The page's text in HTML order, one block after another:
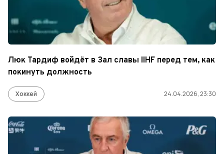
Люк Тардиф войдёт в Зал славы IIHF перед тем, как
покинуть должность
Хоккей 24.04.2026, 23:30